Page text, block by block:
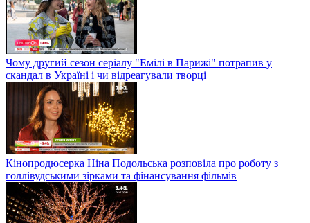
Чому другий сезон серіалу "Емілі в Парижі" потрапив у
скандал в Україні і чи відреагували творці
Кінопродюсерка Ніна Подольська розповіла про роботу з
голлівудськими зірками та фінансування фільмів